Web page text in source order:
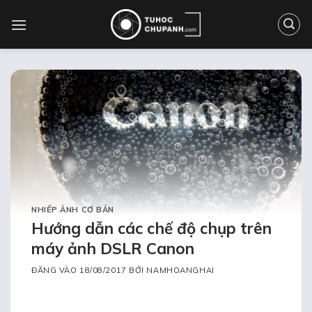
qua
NHIẾP ẢNH CƠ BẢN
Hướng dẫn các chế độ chụp trên
máy ảnh DSLR Canon
ĐĂNG VÀO 18/08/2017 BỞI NAMHOANGHAI